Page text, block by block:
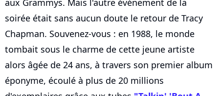
aux Grammys. Mais l'autre événement de la
soirée était sans aucun doute le retour de Tracy
Chapman. Souvenez-vous : en 1988, le monde
tombait sous le charme de cette jeune artiste
alors âgée de 24 ans, à travers son premier album
éponyme, écoulé à plus de 20 millions